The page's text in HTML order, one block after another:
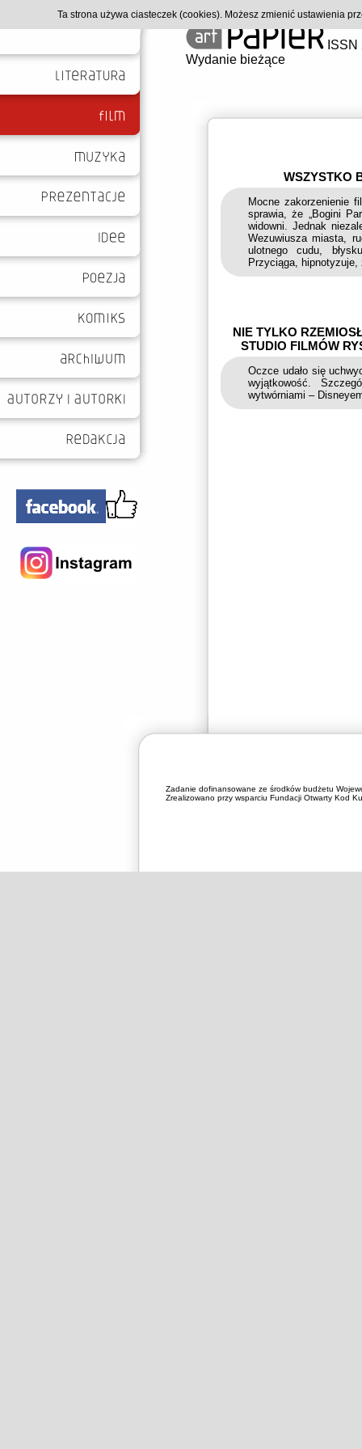
Wydanie bieżące
WSZYSTKO
Mocne zakorzenienie
sprawia, że „Bogini
widowni. Jednak
Wezuwiusza miasta,
ulotnego cudu,
Przyciąga, hipnotyzuje,
NIE TYLKO
STUDIO FILMÓW
Oczce udało się
wyjątkowość.
wytwórniami –
Zadanie dofinansowane ze środków budżetu
Zrealizowano przy wsparciu Fundacji Otwarty Kod
Ta strona używa ciasteczek (cookies). Możesz zmienić ustawienia